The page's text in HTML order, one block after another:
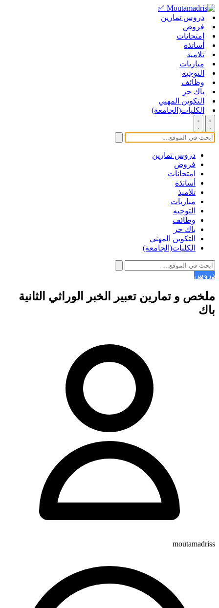
دروس تمارين
فروض
امتحانات
أساتذة
تلاميذ
مباريات
التوجيه
وظائف
باك حر
التكوين المهني
الكليات(الجامعة)
دروس تمارين
فروض
امتحانات
أساتذة
تلاميذ
مباريات
التوجيه
وظائف
باك حر
التكوين المهني
الكليات(الجامعة)
دروس
ملخص و تمارين تعبير الخبر الوراثي الثانية
باك
moutamadriss